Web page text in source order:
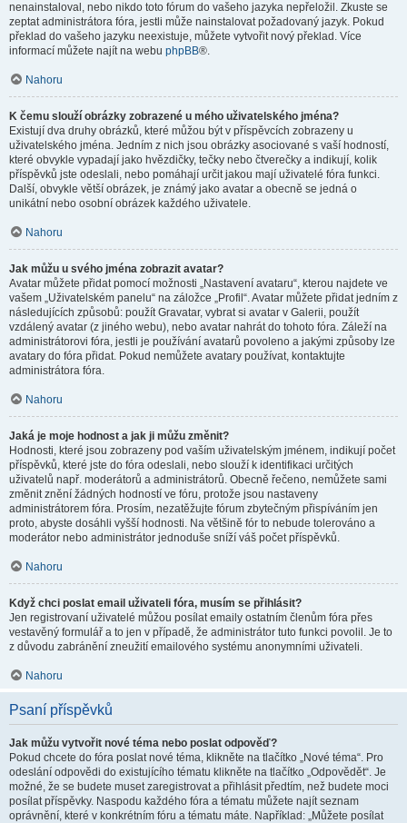
nenainstaloval, nebo nikdo toto fórum do vašeho jazyka nepřeložil. Zkuste se
zeptat administrátora fóra, jestli může nainstalovat požadovaný jazyk. Pokud
překlad do vašeho jazyku neexistuje, můžete vytvořit nový překlad. Více
informací můžete najít na webu phpBB®.
Nahoru
K čemu slouží obrázky zobrazené u mého uživatelského jména?
Existují dva druhy obrázků, které můžou být v příspěvcích zobrazeny u
uživatelského jména. Jedním z nich jsou obrázky asociované s vaší hodností,
které obvykle vypadají jako hvězdičky, tečky nebo čtverečky a indikují, kolik
příspěvků jste odeslali, nebo pomáhají určit jakou mají uživatelé fóra funkci.
Další, obvykle větší obrázek, je známý jako avatar a obecně se jedná o
unikátní nebo osobní obrázek každého uživatele.
Nahoru
Jak můžu u svého jména zobrazit avatar?
Avatar můžete přidat pomocí možnosti „Nastavení avataru“, kterou najdete ve
vašem „Uživatelském panelu“ na záložce „Profil“. Avatar můžete přidat jedním z
následujících způsobů: použít Gravatar, vybrat si avatar v Galerii, použít
vzdálený avatar (z jiného webu), nebo avatar nahrát do tohoto fóra. Záleží na
administrátorovi fóra, jestli je používání avatarů povoleno a jakými způsoby lze
avatary do fóra přidat. Pokud nemůžete avatary používat, kontaktujte
administrátora fóra.
Nahoru
Jaká je moje hodnost a jak ji můžu změnit?
Hodnosti, které jsou zobrazeny pod vaším uživatelským jménem, indikují počet
příspěvků, které jste do fóra odeslali, nebo slouží k identifikaci určitých
uživatelů např. moderátorů a administrátorů. Obecně řečeno, nemůžete sami
změnit znění žádných hodností ve fóru, protože jsou nastaveny
administrátorem fóra. Prosím, nezatěžujte fórum zbytečným přispíváním jen
proto, abyste dosáhli vyšší hodnosti. Na většině fór to nebude tolerováno a
moderátor nebo administrátor jednoduše sníží váš počet příspěvků.
Nahoru
Když chci poslat email uživateli fóra, musím se přihlásit?
Jen registrovaní uživatelé můžou posílat emaily ostatním členům fóra přes
vestavěný formulář a to jen v případě, že administrátor tuto funkci povolil. Je to
z důvodu zabránění zneužití emailového systému anonymními uživateli.
Nahoru
Psaní příspěvků
Jak můžu vytvořit nové téma nebo poslat odpověď?
Pokud chcete do fóra poslat nové téma, klikněte na tlačítko „Nové téma“. Pro
odeslání odpovědi do existujícího tématu klikněte na tlačítko „Odpovědět“. Je
možné, že se budete muset zaregistrovat a přihlásit předtím, než budete moci
posílat příspěvky. Naspodu každého fóra a tématu můžete najít seznam
oprávnění, které v konkrétním fóru a tématu máte. Například: „Můžete posílat